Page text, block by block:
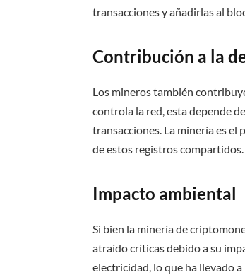
transacciones y añadirlas al
Contribución a la
Los mineros también
controla la red, esta depende
transacciones. La minería es el
de estos registros compartidos.
Impacto ambiental
Si bien la minería de
atraído críticas debido a su
electricidad, lo que ha llevado